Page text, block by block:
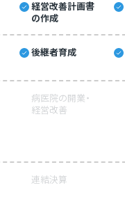
経営改善計画書
の作成
後継者育成
病医院の開業・
経営改善
連結決算